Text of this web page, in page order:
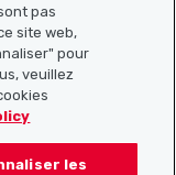
pas
site web,
pour
veuillez
les